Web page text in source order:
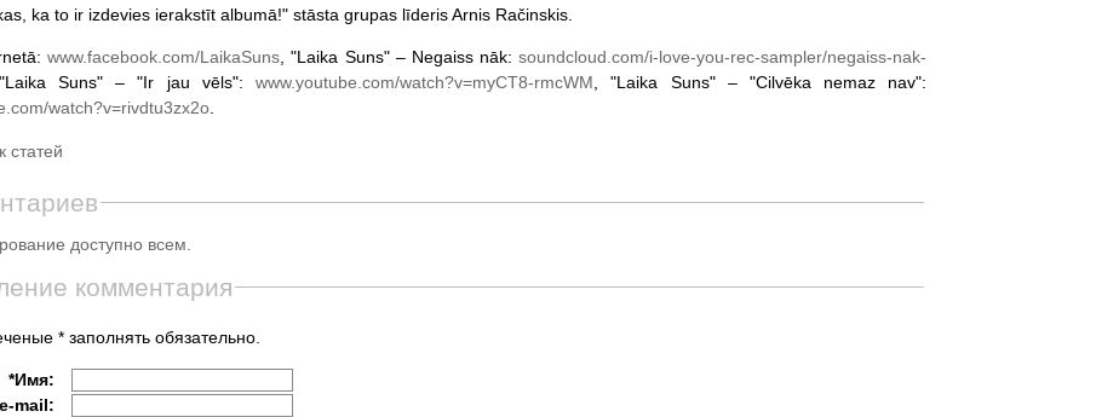
ka to ir izdevies ierakstīt albumā!" stāsta grupas līderis Arnis Račinskis.
www.facebook.com/LaikaSuns , "Laika Suns" – Negaiss nāk:soundcloud.com/i-love-you-rec-sampler/negaiss-nak-
Suns" – "Ir jau vēls":www.youtube.com/watch?v=myCT8-rmcWM , "Laika Suns" – "Cilvēka nemaz nav":
watch?v=rivdtu3zx2o.
статей
доступно всем.
комментария
* заполнять обязательно.
*Имя:
e-mail: